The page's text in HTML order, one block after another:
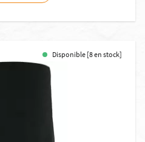
Disponible [8 en stock]